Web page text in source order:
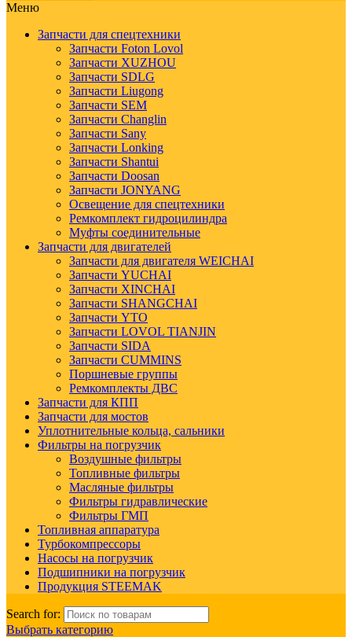
Меню
Запчасти для спецтехники
Запчасти Foton Lovol
Запчасти XUZHOU
Запчасти SDLG
Запчасти Liugong
Запчасти SEM
Запчасти Changlin
Запчасти Sany
Запчасти Lonking
Запчасти Shantui
Запчасти Doosan
Запчасти JONYANG
Освещение для спецтехники
Ремкомплект гидроцилиндра
Муфты соединительные
Запчасти для двигателей
Запчасти для двигателя WEICHAI
Запчасти YUCHAI
Запчасти XINCHAI
Запчасти SHANGCHAI
Запчасти YTO
Запчасти LOVOL TIANJIN
Запчасти SIDA
Запчасти CUMMINS
Поршневые группы
Ремкомплекты ДВС
Запчасти для КПП
Запчасти для мостов
Уплотнительные кольца, сальники
Фильтры на погрузчик
Воздушные фильтры
Топливные фильтры
Масляные фильтры
Фильтры гидравлические
Фильтры ГМП
Топливная аппаратура
Турбокомпрессоры
Насосы на погрузчик
Подшипники на погрузчик
Продукция STEEMAK
Search for:
Выбрать категорию